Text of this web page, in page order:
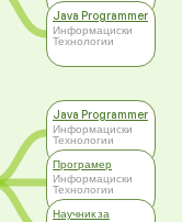
Java Programmer
Информациски
Технологии
Java Programmer
Информациски
Технологии
Програмер
Информациски
Технологии
Научник за